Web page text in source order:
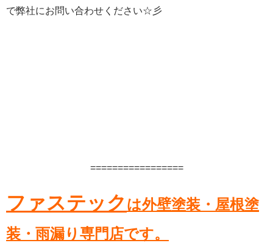
で弊社にお問い合わせください☆彡
=================
ファステック は外壁塗装・屋根塗
装・雨漏り専門店です。